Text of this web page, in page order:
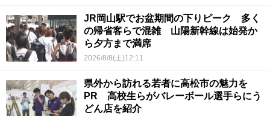
JR岡山駅でお盆期間の下りピーク 多く
の帰省客らで混雑 山陽新幹線は始発か
ら夕方まで満席
2026/8/8(土)12:11
県外から訪れる若者に高松市の魅力を
PR 高校生らがバレーボール選手らにう
どん店を紹介